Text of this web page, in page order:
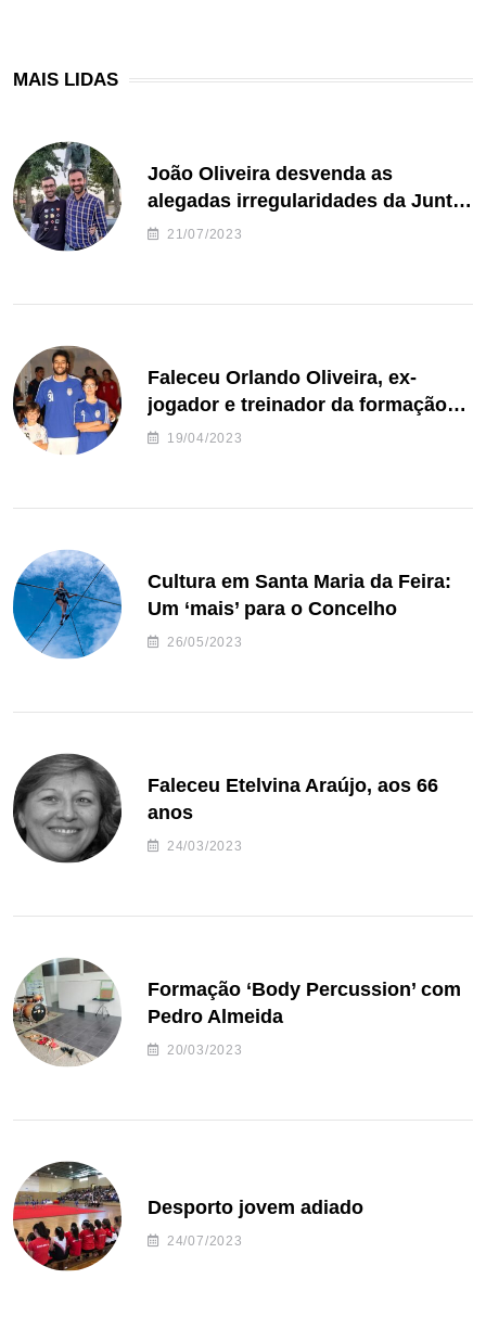
MAIS LIDAS
João Oliveira desvenda as
alegadas irregularidades da Junta
de Freguesia S. João de Ver
21/07/2023
Faleceu Orlando Oliveira, ex-
jogador e treinador da formação
de andebol do Feirense
19/04/2023
Cultura em Santa Maria da Feira:
Um ‘mais’ para o Concelho
26/05/2023
Faleceu Etelvina Araújo, aos 66
anos
24/03/2023
Formação ‘Body Percussion’ com
Pedro Almeida
20/03/2023
Desporto jovem adiado
24/07/2023